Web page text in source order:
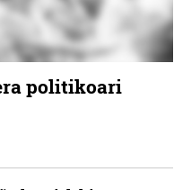
politikoari